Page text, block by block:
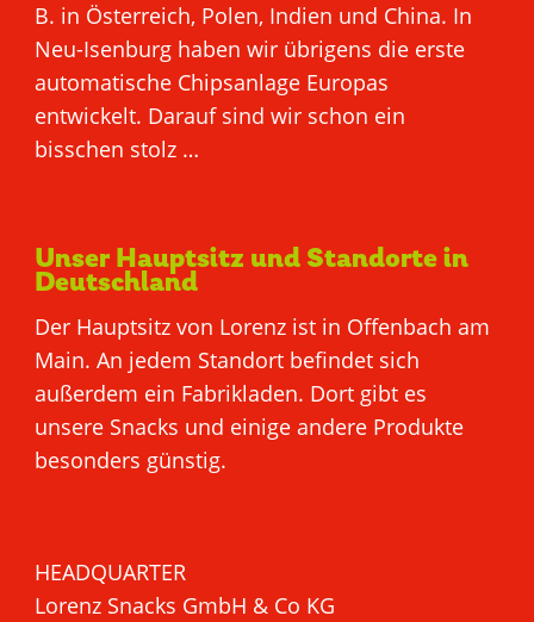
B. in Österreich, Polen, Indien und China. In
Neu-Isenburg haben wir übrigens die erste
automatische Chipsanlage Europas
entwickelt. Darauf sind wir schon ein
bisschen stolz …
Unser Hauptsitz und Standorte in
Deutschland
Der Hauptsitz von Lorenz ist in Offenbach am
Main. An jedem Standort befindet sich
außerdem ein Fabrikladen. Dort gibt es
unsere Snacks und einige andere Produkte
besonders günstig.
HEADQUARTER
Lorenz Snacks GmbH & Co KG